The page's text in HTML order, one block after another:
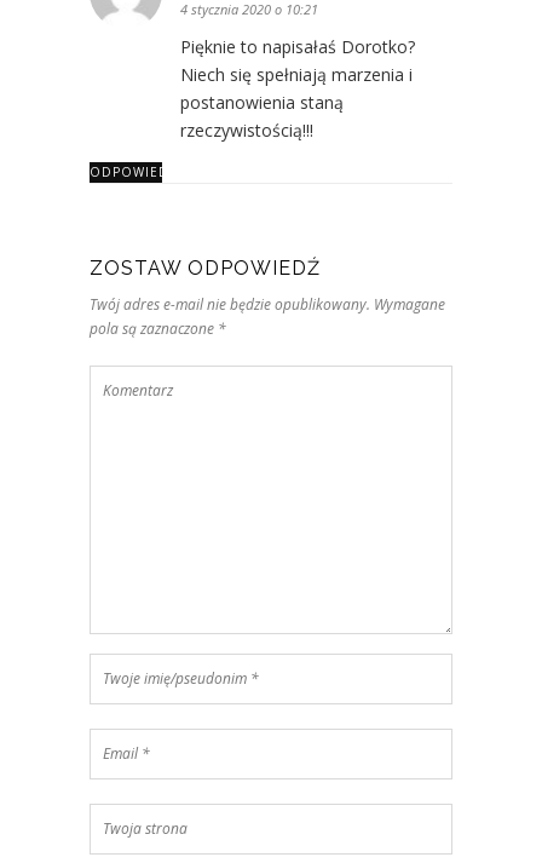
4 stycznia 2020 o 10:21
Pięknie to napisałaś Dorotko?
Niech się spełniają marzenia i
postanowienia staną
rzeczywistością!!!
ODPOWIEDZ
ZOSTAW ODPOWIEDŹ
Twój adres e-mail nie będzie opublikowany. Wymagane
pola są zaznaczone *